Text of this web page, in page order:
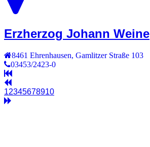
Erzherzog Johann Weine
8461 Ehrenhausen Gamlitzer Straße 103
03453/2423-0
12345678910